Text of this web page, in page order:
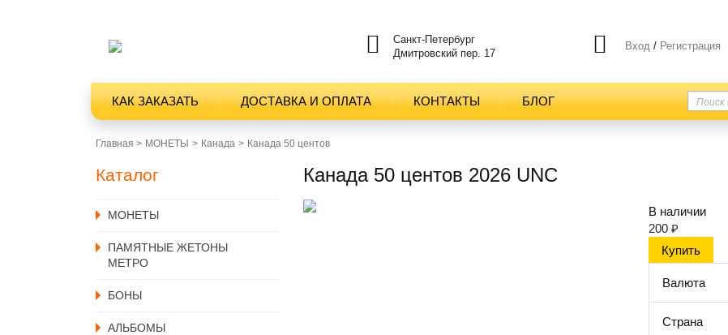
Санкт-Петербург
Дмитровский пер. 17
Вход/Регистрация
КАК ЗАКАЗАТЬ ДОСТАВКА И ОПЛАТА КОНТАКТЫ БЛОГ
Главная > MОНЕТЫ Канада Канада 50 центов
Каталог
MОНЕТЫ
ПАМЯТНЫЕ ЖЕТОНЫ
МЕТРО
БОНЫ
АЛЬБОМЫ
Канада 50 центов 2026 UNC
В наличии
200 ₽
Валюта
Страна